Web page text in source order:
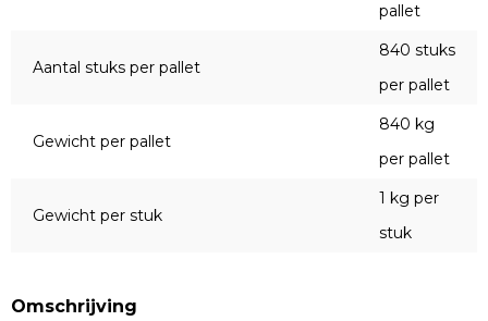
pallet
Aantal stuks per pallet
840 stuks
per pallet
Gewicht per pallet
840 kg
per pallet
Gewicht per stuk
1 kg per
stuk
Omschrijving